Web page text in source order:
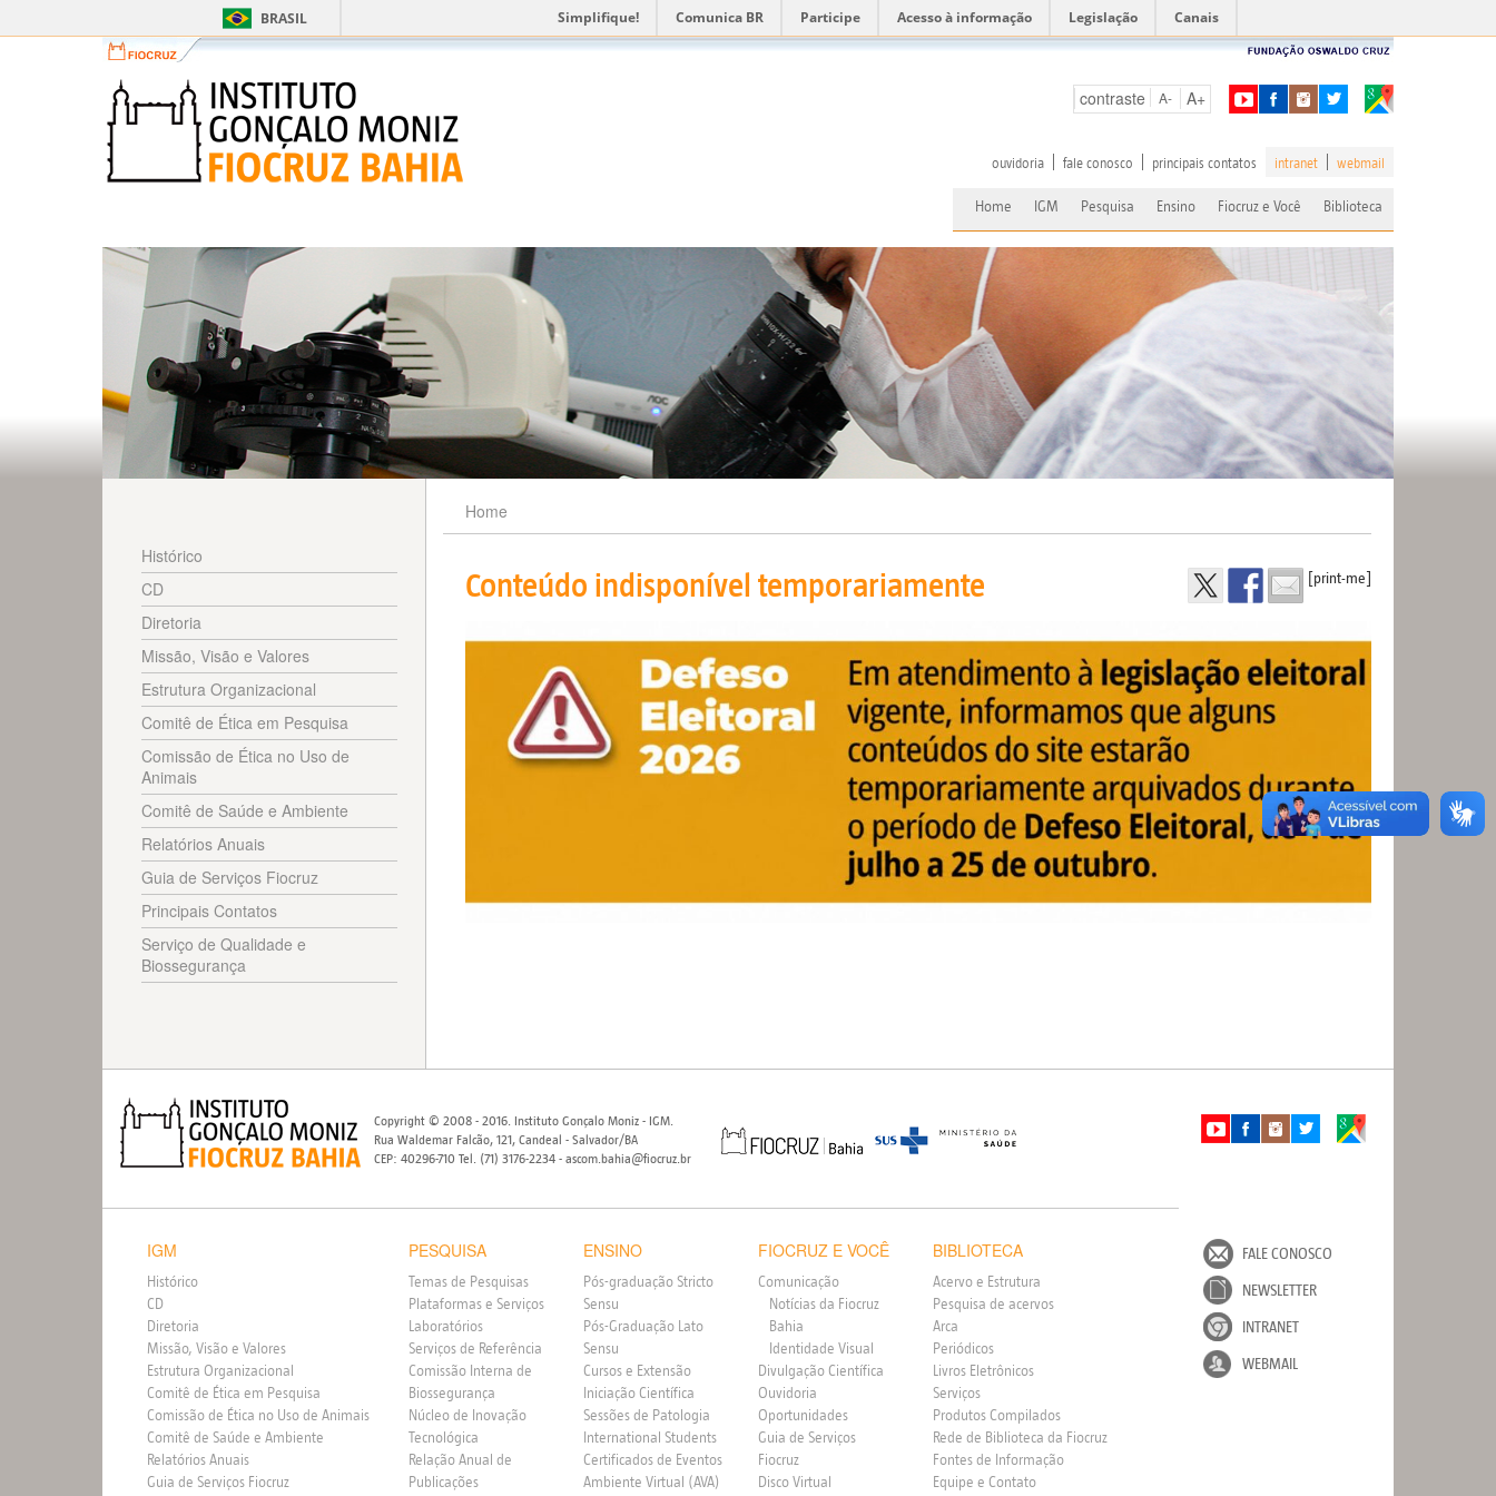
BRASIL Simplifique! Comunica BR Participe Acesso à informação Legislação Canais
contraste A- A+
ouvidoria fale conosco principais contatos intranet webmail
Home IGM Pesquisa Ensino Fiocruz e Você Biblioteca
Histórico
CD
Diretoria
Missão, Visão e Valores
Estrutura Organizacional
Comitê de Ética em Pesquisa
Comissão de Ética no Uso de
Animais
Comitê de Saúde e Ambiente
Relatórios Anuais
Guia de Serviços Fiocruz
Principais Contatos
Serviço de Qualidade e
Biossegurança
Home
Conteúdo indisponível temporariamente [print-me]
Copyright © 2008 - 2016. Instituto Gonçalo Moniz - IGM.
Rua Waldemar Falcão, 121, Candeal - Salvador/BA
CEP: 40296-710 Tel. (71) 3176-2234 - ascom.bahia@fiocruz.br
IGM
Histórico
CD
Diretoria
Missão, Visão e Valores
Estrutura Organizacional
Comitê de Ética em Pesquisa
Comissão de Ética no Uso de Animais
Comitê de Saúde e Ambiente
Relatórios Anuais
Guia de Serviços Fiocruz
PESQUISA
Temas de Pesquisas
Plataformas e Serviços
Laboratórios
Serviços de Referência
Comissão Interna de
Biossegurança
Núcleo de Inovação
Tecnológica
Relação Anual de
Publicações
ENSINO
Pós-graduação Stricto
Sensu
Pós-Graduação Lato
Sensu
Cursos e Extensão
Iniciação Científica
Sessões de Patologia
International Students
Certificados de Eventos
Ambiente Virtual (AVA)
FIOCRUZ E VOCÊ
Comunicação
Notícias da Fiocruz
Bahia
Identidade Visual
Divulgação Científica
Ouvidoria
Oportunidades
Guia de Serviços
Fiocruz
Disco Virtual
BIBLIOTECA
Acervo e Estrutura
Pesquisa de acervos
Arca
Periódicos
Livros Eletrônicos
Serviços
Produtos Compilados
Rede de Biblioteca da Fiocruz
Fontes de Informação
Equipe e Contato
FALE CONOSCO
NEWSLETTER
INTRANET
WEBMAIL